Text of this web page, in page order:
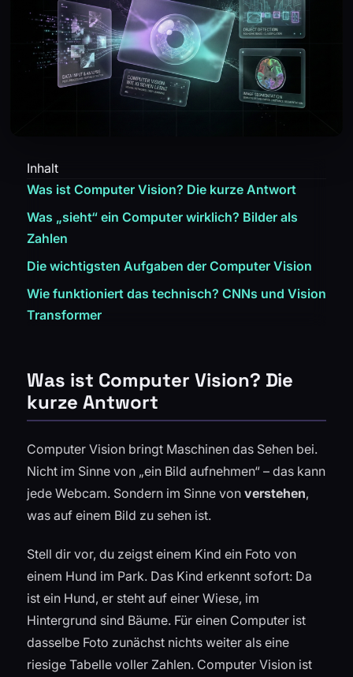
Inhalt
Was ist Computer Vision? Die kurze Antwort
Was „sieht“ ein Computer wirklich? Bilder als
Zahlen
Die wichtigsten Aufgaben der Computer Vision
Wie funktioniert das technisch? CNNs und Vision
Transformer
Was ist Computer Vision? Die
kurze Antwort
Computer Vision bringt Maschinen das Sehen bei.
Nicht im Sinne von „ein Bild aufnehmen“ – das kann
jede Webcam. Sondern im Sinne von verstehen,
was auf einem Bild zu sehen ist.
Stell dir vor, du zeigst einem Kind ein Foto von
einem Hund im Park. Das Kind erkennt sofort: Da
ist ein Hund, er steht auf einer Wiese, im
Hintergrund sind Bäume. Für einen Computer ist
dasselbe Foto zunächst nichts weiter als eine
riesige Tabelle voller Zahlen. Computer Vision ist